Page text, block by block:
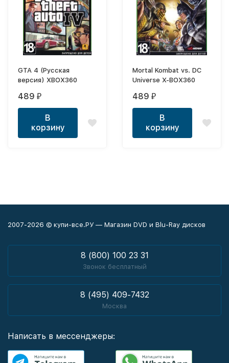
GTA 4 (Русская
версия) XBOX360
489 ₽
В
корзину
Mortal Kombat vs. DC
Universe X-BOX360
489 ₽
В
корзину
2007-2026 © купи-все.РУ — Магазин DVD и Blu-Ray дисков
8 (800) 100 23 31
Звонок бесплатный
8 (495) 409-7432
Москва
Написать в мессенджеры: